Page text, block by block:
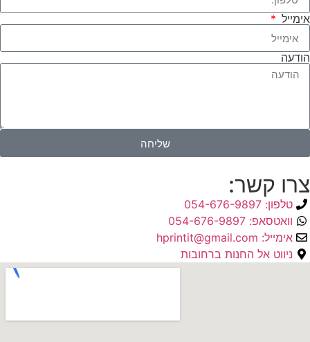
אימייל
הודעה
שליחה
צרו קשר:
טלפון: 054-676-9897
וואטסאפ: 054-676-9897
אימייל: hprintit@gmail.com
ניווט אל החנות ברחובות